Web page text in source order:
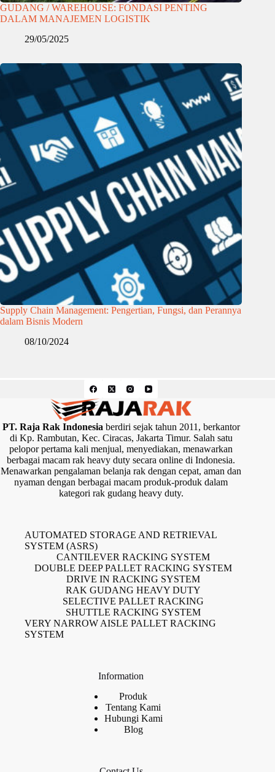
GUDANG / WAREHOUSE: FONDASI PENTING
DALAM MANAJEMEN LOGISTIK
29/05/2025
Supply Chain Management: Pengertian, Fungsi, dan Perannya
dalam Bisnis Modern
08/10/2024
PT. Raja Rak Indonesiaberdiri sejak tahun 2011, berkantor
di Kp. Rambutan, Kec. Ciracas, Jakarta Timur. Salah satu
pelopor pertama kali menjual, menyediakan, menawarkan
berbagai macam rak heavy duty secara online di Indonesia.
Menawarkan pengalaman belanja rak dengan cepat, aman dan
nyaman dengan berbagai macam produk-produk dalam
kategori rak gudang heavy duty.
AUTOMATED STORAGE AND RETRIEVAL
SYSTEM (ASRS)
CANTILEVER RACKING SYSTEM
DOUBLE DEEP PALLET RACKING SYSTEM
DRIVE IN RACKING SYSTEM
RAK GUDANG HEAVY DUTY
SELECTIVE PALLET RACKING
SHUTTLE RACKING SYSTEM
VERY NARROW AISLE PALLET RACKING
SYSTEM
Information
Produk
Tentang Kami
Hubungi Kami
Blog